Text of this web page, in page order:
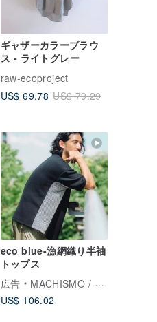
ギャザーカラーブラウ
ス - ライトグレー
raw-ecoproject
US$ 69.78 US$ 79.29
eco blue-漁網織り半袖
トップス
広告
MACHISMO / マチスモ
US$ 106.02